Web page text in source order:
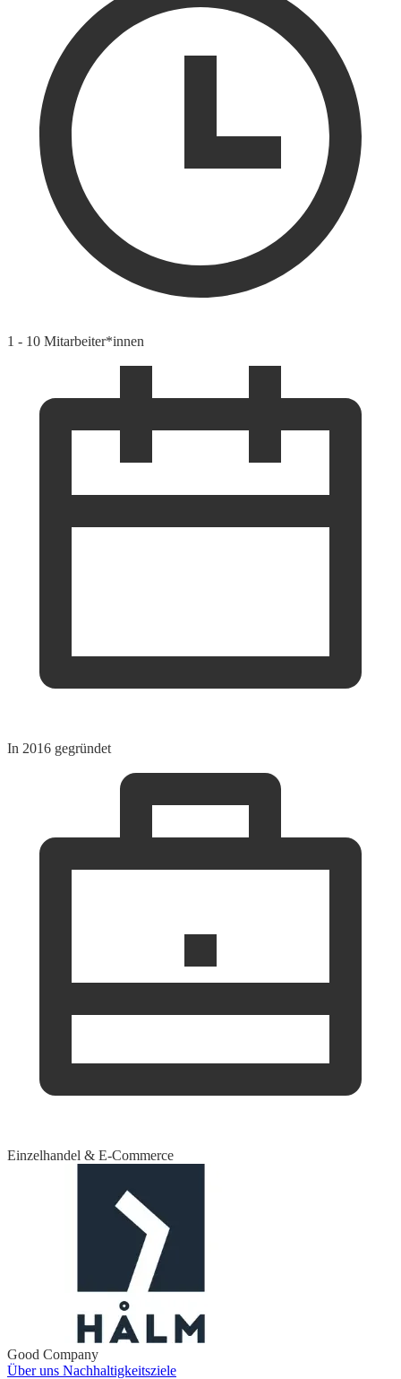
1 - 10 Mitarbeiter*innen
In 2016 gegründet
Einzelhandel & E-Commerce
Good Company
Über uns Nachhaltigkeitsziele